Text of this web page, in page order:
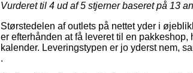
Vurderet til 4 ud af 5 stjerner baseret på 13
Størstedelen af outlets på nettet yder i
er efterhånden at få leveret til en
kalender. Leveringstypen er jo yderst nem,
.